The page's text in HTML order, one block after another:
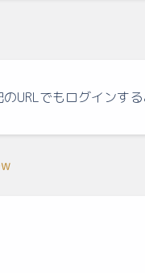
URLでもログインする